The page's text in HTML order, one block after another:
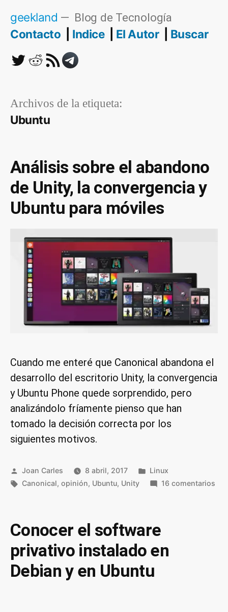
geekland Blog de Tecnología
Contacto Indice El Autor Buscar
TwitterReddit
RSSTelegram
Archivos de la etiqueta:
Ubuntu
Análisis sobre el abandono
de Unity, la convergencia y
Ubuntu para móviles
Cuando me enteré que Canonical abandona el
desarrollo del escritorio Unity, la convergencia
y Ubuntu Phone quede sorprendido, pero
analizándolo fríamente pienso que han
tomado la decisión correcta por los
siguientes motivos.
Publicado
por
Joan Carles 8 abril, 2017
Publicado
en
Linux
Etiquetas:
Canonical,opinión, Ubuntu, Unity 16 comentarios
Conocer el software
privativo instalado en
Debian y en Ubuntu